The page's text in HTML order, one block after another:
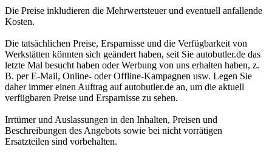
Die Preise inkludieren die Mehrwertsteuer und eventuell anfallende
Kosten.
Die tatsächlichen Preise, Ersparnisse und die Verfügbarkeit von
Werkstätten könnten sich geändert haben, seit Sie autobutler.de das
letzte Mal besucht haben oder Werbung von uns erhalten haben, z.
B. per E-Mail, Online- oder Offline-Kampagnen usw. Legen Sie
daher immer einen Auftrag auf autobutler.de an, um die aktuell
verfügbaren Preise und Ersparnisse zu sehen.
Irrtümer und Auslassungen in den Inhalten, Preisen und
Beschreibungen des Angebots sowie bei nicht vorrätigen
Ersatzteilen sind vorbehalten.